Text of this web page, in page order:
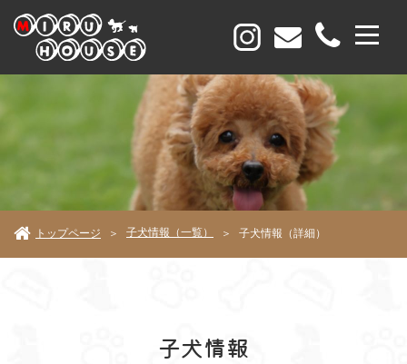
トップページ ＞ 子犬情報（一覧） ＞ 子犬情報（詳細）
子犬情報